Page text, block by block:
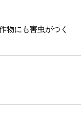
物にも害虫がつく